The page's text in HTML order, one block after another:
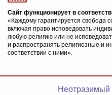
Сайт функционирует в
«Каждому гарантируется свобода
включая право исповедовать
любую религию или не
и распространять религиозные и
соответствии с ними».
Неотразимый